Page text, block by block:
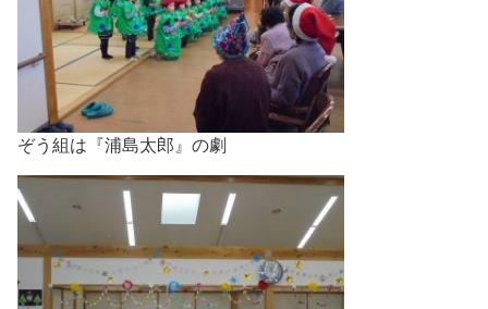
ぞう組は『浦島太郎』の劇